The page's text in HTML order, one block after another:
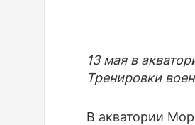
13 мая в
Тренировки
В акватории